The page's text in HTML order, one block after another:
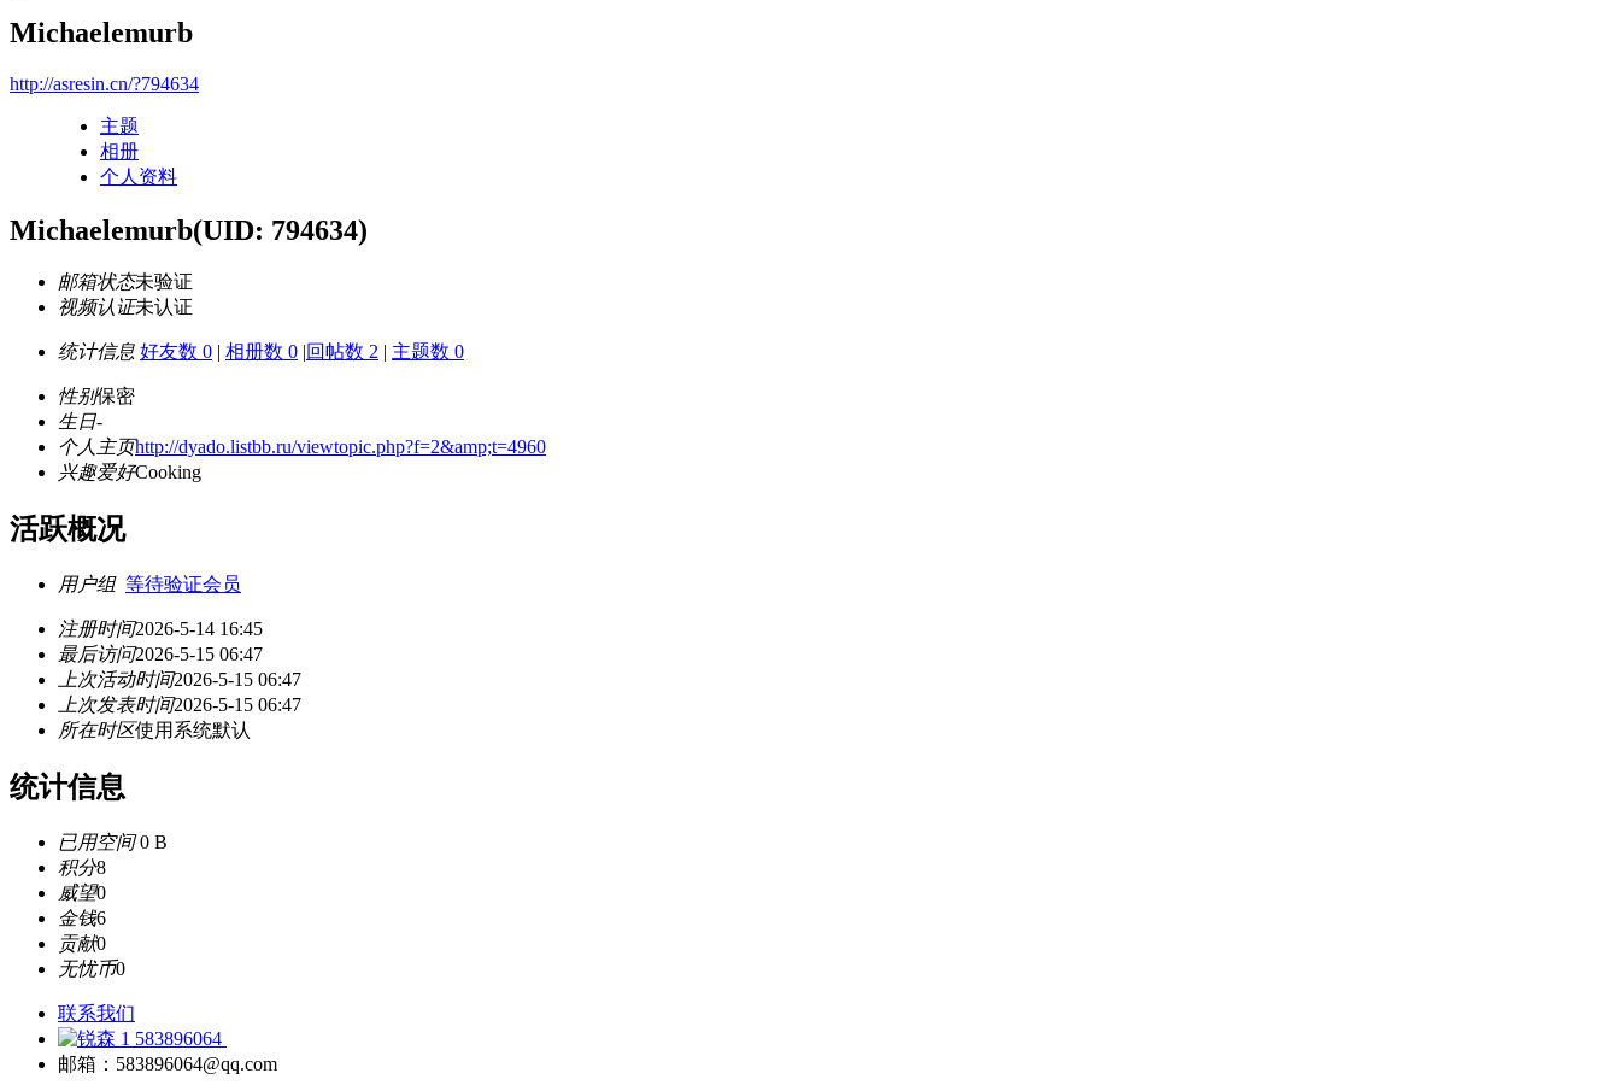
Michaelemurb
http://asresin.cn/?794634
主题
相册
个人资料
Michaelemurb(UID: 794634)
邮箱状态未验证
视频认证未认证
统计信息 好友数 0 | 相册数 0 |回帖数 2 | 主题数 0
性别保密
生日-
个人主页http://dyado.listbb.ru/viewtopic.php?f=2&amp;t=4960
兴趣爱好Cooking
活跃概况
用户组 等待验证会员
注册时间2026-5-14 16:45
最后访问2026-5-15 06:47
上次活动时间2026-5-15 06:47
上次发表时间2026-5-15 06:47
所在时区使用系统默认
统计信息
已用空间0 B
积分8
威望0
金钱6
贡献0
无忧币0
联系我们
583896064
邮箱：583896064@qq.com